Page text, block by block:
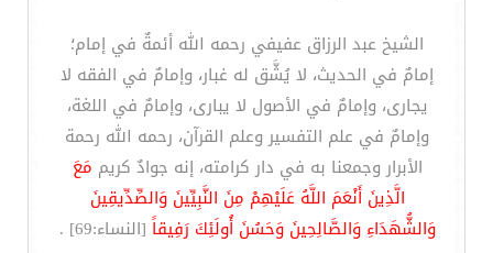
الشيخ عبد الرزاق عفيفي رحمه الله أئمةٌ في إمام؛
إمامٌ في الحديث، لا يُشَّق له غبار، وإمامٌ في الفقه لا
يجارى، وإمامٌ في الأصول لا يبارى، وإمامٌ في اللغة،
وإمامٌ في علم التفسير وعلم القرآن، رحمه الله رحمة
الأبرار وجمعنا به في دار كرامته، إنه جوادٌ كريم مَعَ
الَّذِينَ أَنْعَمَ اللَّهُ عَلَيْهِمْ مِنَ النَّبِيِّينَ وَالصِّدِّيقِينَ
وَالشُّهَدَاءِ وَالصَّالِحِينَ وَحَسُنَ أُولَئِكَ رَفِيقاً [النساء:69] .